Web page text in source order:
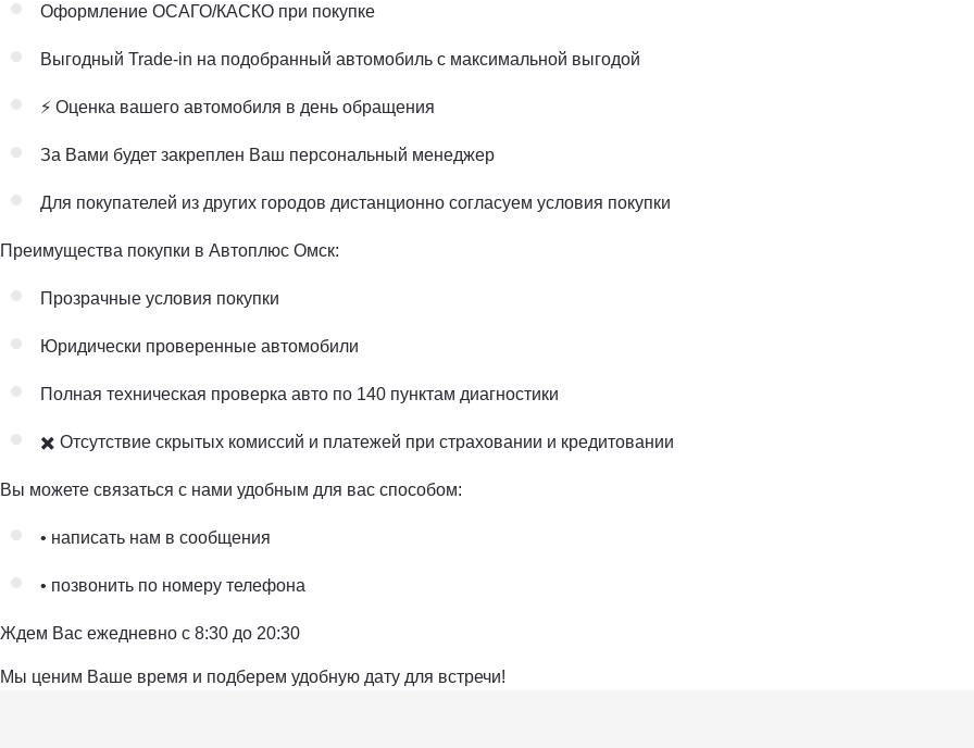
Оформление ОСАГО/КАСКО при покупке
Выгодный Trade-in на подобранный автомобиль с максимальной выгодой
⚡️ Оценка вашего автомобиля в день обращения
За Вами будет закреплен Ваш персональный менеджер
Для покупателей из других городов дистанционно согласуем условия покупки
Преимущества покупки в Автоплюс Омск:
Прозрачные условия покупки
Юридически проверенные автомобили
Полная техническая проверка авто по 140 пунктам диагностики
✖️ Отсутствие скрытых комиссий и платежей при страховании и кредитовании
Вы можете связаться с нами удобным для вас способом:
• написать нам в сообщения
• позвонить по номеру телефона
Ждем Вас ежедневно с 8:30 до 20:30
Мы ценим Ваше время и подберем удобную дату для встречи!